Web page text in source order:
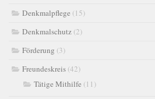
Denkmalpflege (15)
Denkmalschutz (2)
Förderung (3)
Freundeskreis (42)
Tätige Mithilfe (11)